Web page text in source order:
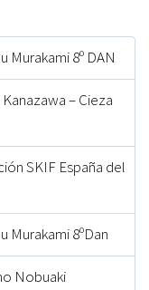
Murakami 8º DAN
– Cieza
SKIF España del
Murakami 8ºDan
Nobuaki